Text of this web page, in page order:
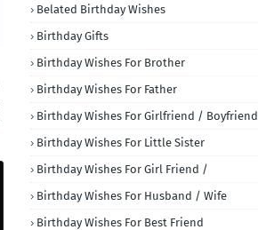
Belated Birthday Wishes
Birthday Gifts
Birthday Wishes For Brother
Birthday Wishes For Father
Birthday Wishes For Girlfriend / Boyfriend
Birthday Wishes For Little Sister
Birthday Wishes For Girl Friend /
Birthday Wishes For Husband / Wife
Birthday Wishes For Best Friend